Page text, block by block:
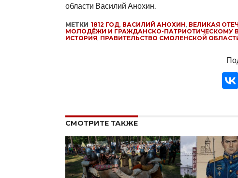
области Василий Анохин.
МЕТКИ 1812 ГОД, ВАСИЛИЙ АНОХИН, ВЕЛИКАЯ
МОЛОДЁЖИ И ГРАЖДАНСКО-ПАТРИОТИЧЕСКОМУ
ИСТОРИЯ, ПРАВИТЕЛЬСТВО СМОЛЕНСКОЙ
СМОТРИТЕ ТАКЖЕ